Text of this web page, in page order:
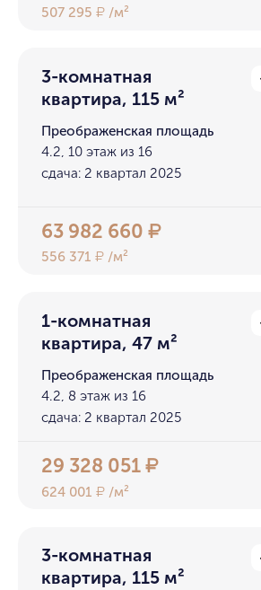
507 295₽ /м²
3-комнатная
квартира, 115 м²
Преображенская площадь
4.2, 10 этаж из 16
сдача: 2 квартал 2025
63 982 660₽
556 371₽ /м²
1-комнатная
квартира, 47 м²
Преображенская площадь
4.2, 8 этаж из 16
сдача: 2 квартал 2025
29 328 051₽
624 001₽ /м²
3-комнатная
квартира, 115 м²